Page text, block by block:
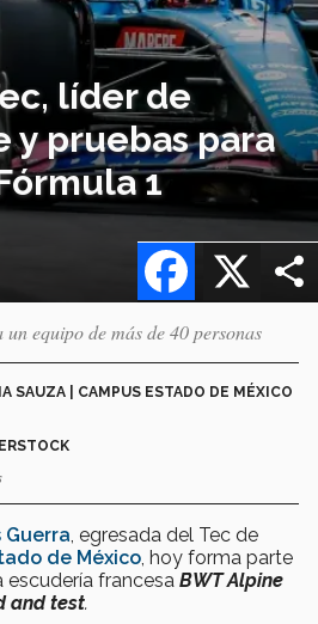
líder de
y pruebas para
1
X
Facebook
equipo de más de 40 personas
SAUZA | CAMPUS ESTADO DE MÉXICO
Guerra , egresada del Tec de
de México , hoy forma parte
escudería francesa BWT Alpine
and test.